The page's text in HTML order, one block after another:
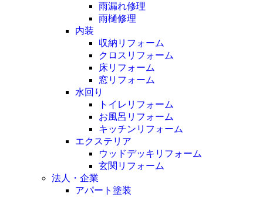
雨漏れ修理
雨樋修理
内装
収納リフォーム
クロスリフォーム
床リフォーム
窓リフォーム
水回り
トイレリフォーム
お風呂リフォーム
キッチンリフォーム
エクステリア
ウッドデッキリフォーム
玄関リフォーム
法人・企業
アパート塗装